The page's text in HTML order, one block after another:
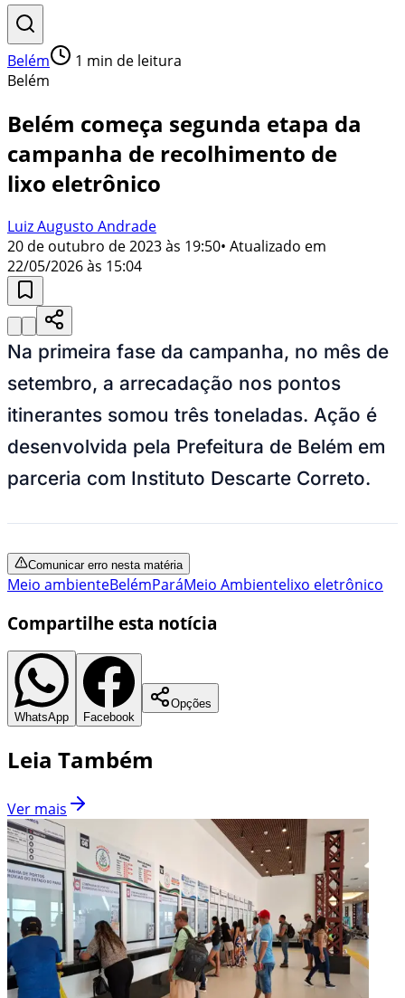
Belém 1 min de leitura
Belém
Belém começa segunda etapa da
campanha de recolhimento de
lixo eletrônico
Luiz Augusto Andrade
20 de outubro de 2023 às 19:50• Atualizado em
22/05/2026 às 15:04
Na primeira fase da campanha, no mês de
setembro, a arrecadação nos pontos
itinerantes somou três toneladas. Ação é
desenvolvida pela Prefeitura de Belém em
parceria com Instituto Descarte Correto.
Comunicar erro nesta matéria
Meio ambienteBelémParáMeio Ambientelixo eletrônico
Compartilhe esta notícia
WhatsApp Facebook
Opções
Leia Também
Ver mais